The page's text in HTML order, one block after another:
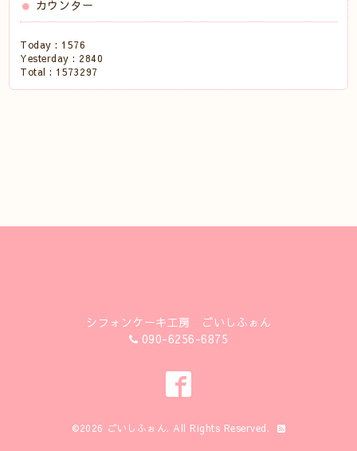
カウンター
Today : 1576
Yesterday : 2840
Total : 1573297
シフォンケーキ工房 ごいしふぉん
090-6256-6875
©2026 ごいしふぉん. All Rights Reserved.